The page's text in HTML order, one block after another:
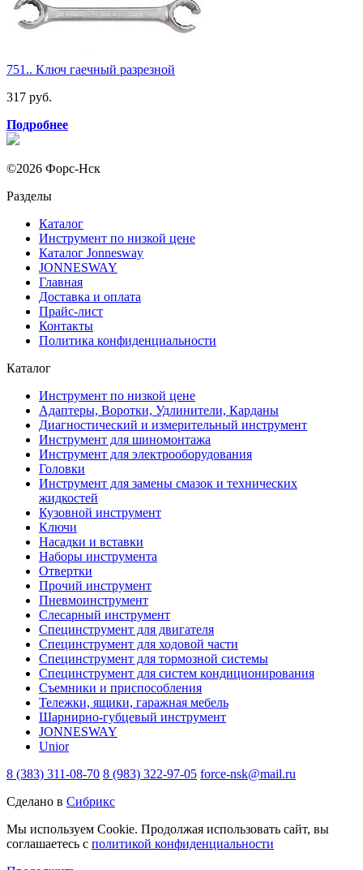
751.. Ключ гаечный разрезной
317 руб.
Подробнее
©2026 Форс-Нск
Разделы
Каталог
Инструмент по низкой цене
Каталог Jonnesway
JONNESWAY
Главная
Доставка и оплата
Прайс-лист
Контакты
Политика конфиденциальности
Каталог
Инструмент по низкой цене
Адаптеры, Воротки, Удлинители, Карданы
Диагностический и измерительный инструмент
Инструмент для шиномонтажа
Инструмент для электрооборудования
Головки
Инструмент для замены смазок и технических
жидкостей
Кузовной инструмент
Ключи
Насадки и вставки
Наборы инструмента
Отвертки
Прочий инструмент
Пневмоинструмент
Слесарный инструмент
Специнструмент для двигателя
Специнструмент для ходовой части
Специнструмент для тормозной системы
Специнструмент для систем кондиционирования
Съемники и приспособления
Тележки, ящики, гаражная мебель
Шарнирно-губцевый инструмент
JONNESWAY
Unior
8 (383) 311-08-70 8 (983) 322-97-05 force-nsk@mail.ru
Сделано в Сибрикс
Мы используем Cookie. Продолжая использовать сайт, вы
соглашаетесь с политикой конфиденциальности